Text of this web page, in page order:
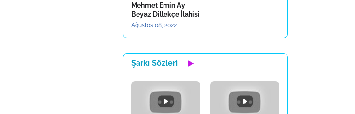
Mehmet Emin Ay
Beyaz Dillekçe İlahisi
Ağustos 08, 2022
Şarkı Sözleri ▶